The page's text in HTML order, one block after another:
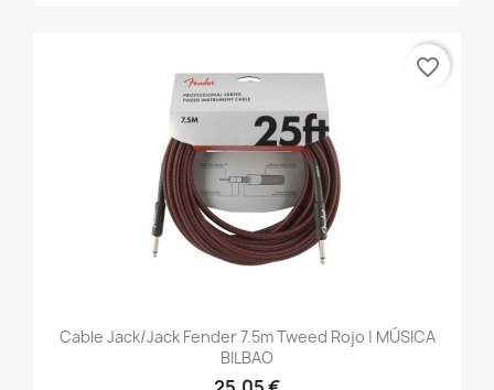
Cable Jack/jack Fender 7.5m Tweed Rojo | MÚSICA
BILBAO
favorite_border